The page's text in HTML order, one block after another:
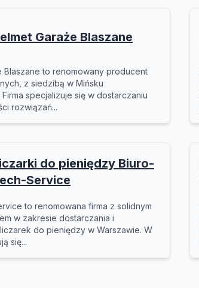
Garaże Blaszane
Blaszane to renomowany producent
z siedzibą w Mińsku
specjalizuje się w dostarczaniu
rozwiązań...
do pieniędzy Biuro-
Service
to renomowana firma z solidnym
w zakresie dostarczania i
do pieniędzy w Warszawie. W
się...